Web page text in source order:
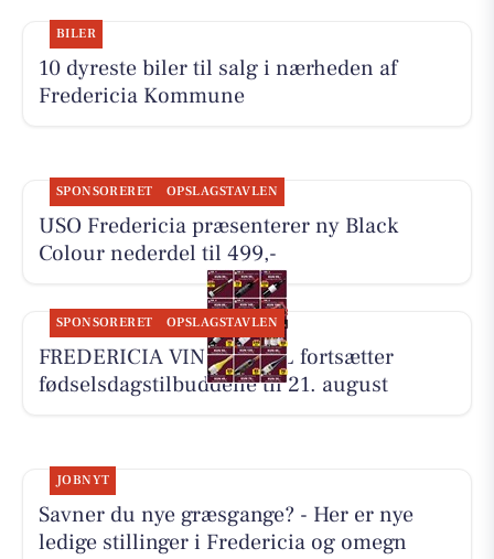
BILER
10 dyreste biler til salg i nærheden af
Fredericia Kommune
SPONSORERET OPSLAGSTAVLEN
USO Fredericia præsenterer ny Black
Colour nederdel til 499,-
SPONSORERET OPSLAGSTAVLEN
FREDERICIA VINHANDEL fortsætter
fødselsdagstilbuddene til 21. august
JOBNYT
Savner du nye græsgange? - Her er nye
ledige stillinger i Fredericia og omegn